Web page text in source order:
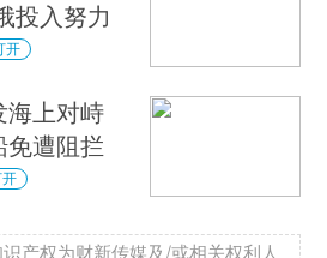
投入努力
开
海上对峙
免遭阻拦
产权为财新传媒及/或相关权利人